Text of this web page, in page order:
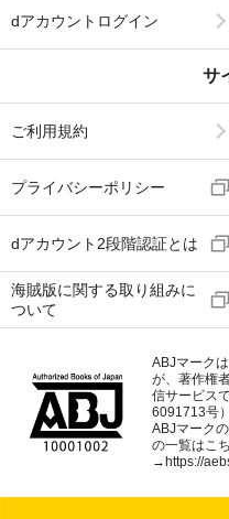
dアカウントログイン
サ
ご利用規約
プライバシーポリシー
dアカウント2段階認証とは
海賊版に関する取り組みに
ついて
ABJマーク
が、著作権
信サービス
6091713号
ABJマーク
の一覧はこ
→ https://